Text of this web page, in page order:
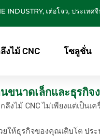
INDUSTRY, เต๋อโจว, ประเทศ
งไม้ CNC โซลูชั่น
ขนาดเล็กและธุรกิจ
ไม้ CNC ไม่เพียงแต่เป็นเ
ให้ธุรกิจของคุณเติบโต ปร